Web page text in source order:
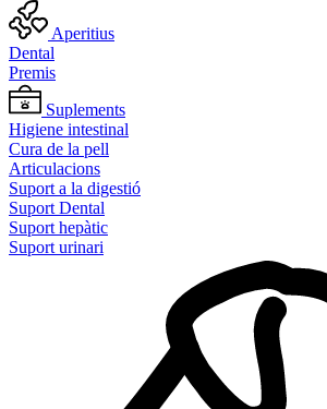
Aperitius
Dental
Premis
Suplements
Higiene intestinal
Cura de la pell
Articulacions
Suport a la digestió
Suport Dental
Suport hepàtic
Suport urinari